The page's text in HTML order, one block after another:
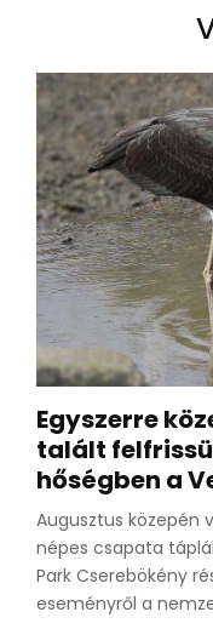
Egyszerre
talált
hőségben a
Augusztus közepén
népes csapata
Park Cserebökény
eseményről a